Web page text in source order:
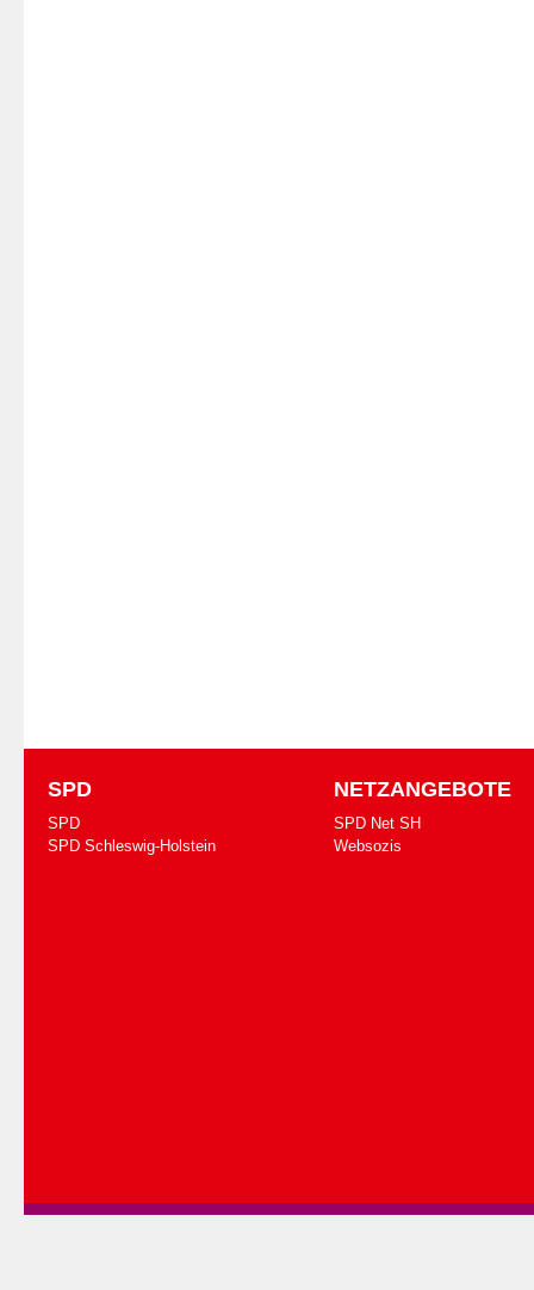
SPD
SPD
SPD Schleswig-Holstein
NETZANGEBOTE
SPD Net SH
Websozis